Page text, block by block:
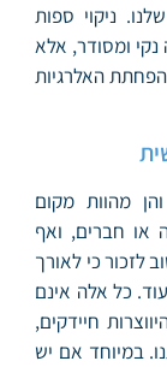
ניקוי ספות
ומסודר, אלא
האלרגיות
מהוות מקום
או חברים, ואף
לזכור כי לאורך
כל אלה אינם
חיידקים,
במיוחד אם יש